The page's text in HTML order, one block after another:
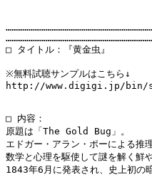
□ タイトル：『黄金虫』
※無料試聴サンプルはこちら↓
http://www.digigi.jp/bin/
□ 内容：
原題は「The Gold Bug」。
エドガー・アラン・ポーによる推
数学と心理を駆使して謎を解く鮮
1843年6月に発表され、史上初の